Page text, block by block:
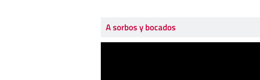
A sorbos y bocados